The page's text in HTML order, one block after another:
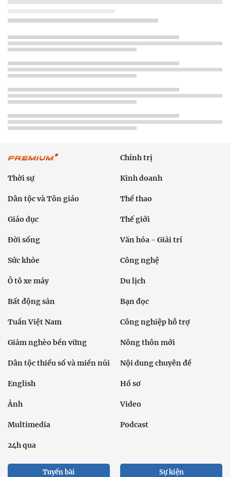
Chính trị
Thời sự Kinh doanh
Dân tộc và Tôn giáo Thể thao
Giáo dục Thế giới
Đời sống Văn hóa - Giải trí
Sức khỏe Công nghệ
Ô tô xe máy Du lịch
Bất động sản Bạn đọc
Tuần Việt Nam Công nghiệp hỗ trợ
Giảm nghèo bền vững Nông thôn mới
Dân tộc thiểu số và miền núi Nội dung chuyên đề
English Hồ sơ
Ảnh Video
Multimedia Podcast
24h qua
Tuyến bài Sự kiện